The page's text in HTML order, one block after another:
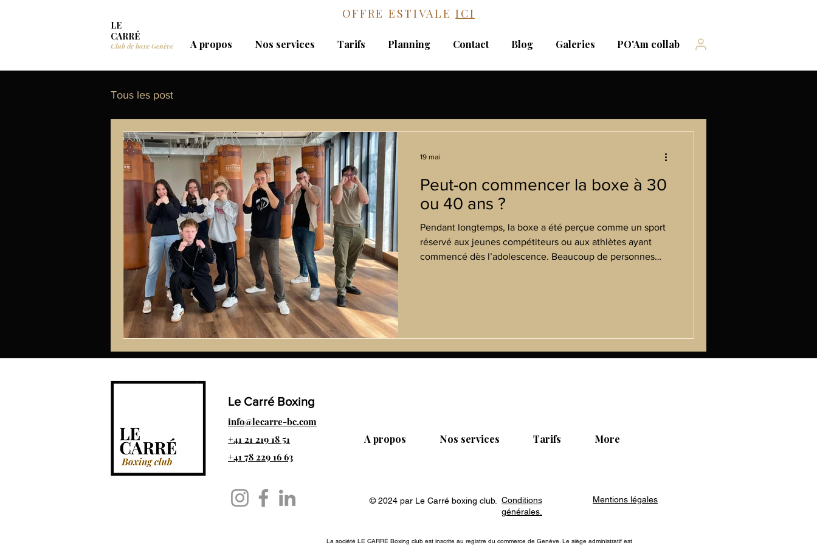
OFFRE ESTIVALEICI
LE
CARRÉ
Club de boxe Genève A propos Nos services Tarifs Planning Contact Blog Galeries PO'Am collab
Tous les post
Peut-on commencer la boxe à 30
ou 40 ans ?
Pendant longtemps, la boxe a été perçue comme un sport
réservé aux jeunes compétiteurs ou aux athlètes ayant
commencé dès l’adolescence. Beaucoup de personnes
19 mai
Le Carré Boxing
info@lecarre-bc.com
+41 21 219 18 51
+41 78 229 16 63
A propos Nos services Tarifs More
© 2024 par Le Carré boxing club.
Conditions
générales.
Mentions légales
La société LE CARRÉ Boxing club est inscrite au registre du commerce de Genève. Le siège administratif est